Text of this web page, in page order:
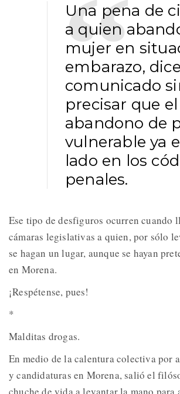
Una pena de
a quien
mujer en
embarazo,
comunicado
precisar que
abandono de
vulnerable ya
lado en los
penales.
Ese tipo de desfiguros ocurren cuando
cámaras legislativas a quien, por sólo
se hagan un lugar, aunque se hayan
en Morena.
¡Respétense, pues!
*
Malditas drogas.
En medio de la calentura colectiva por
y candidaturas en Morena, salió el
chuche de vida a levantar la mano para